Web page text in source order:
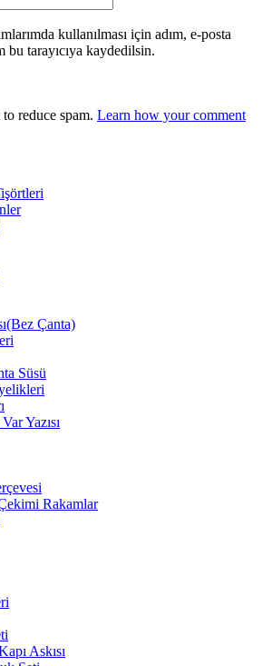
kullanılması için adım, e-posta
bu tarayıcıya kaydedilsin.
reduce spam. Learn how your comment
Çanta)
Süsü
Yazısı
Rakamlar
Askısı